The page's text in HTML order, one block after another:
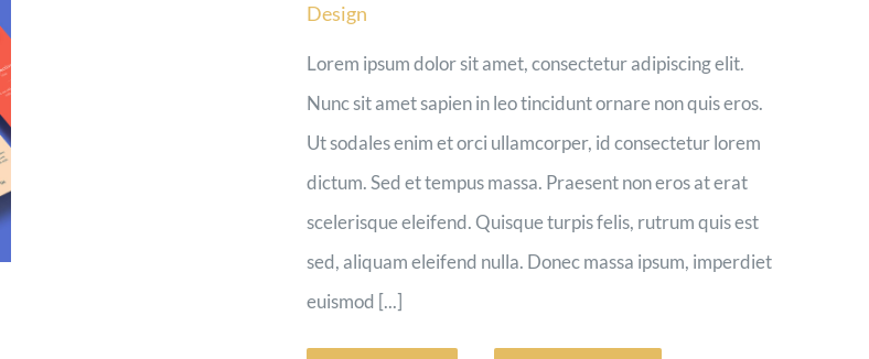
Design
Lorem ipsum dolor sit amet, consectetur adipiscing elit.
Nunc sit amet sapien in leo tincidunt ornare non quis eros.
Ut sodales enim et orci ullamcorper, id consectetur lorem
dictum. Sed et tempus massa. Praesent non eros at erat
scelerisque eleifend. Quisque turpis felis, rutrum quis est
sed, aliquam eleifend nulla. Donec massa ipsum, imperdiet
euismod [...]